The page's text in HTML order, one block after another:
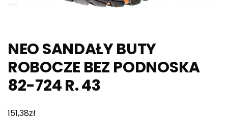
NEO SANDAŁY BUTY
ROBOCZE BEZ PODNOSKA
82-724 R. 43
151,38zł